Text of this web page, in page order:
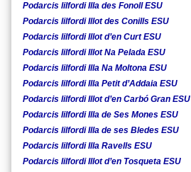
Podarcis lilfordi Illa des Fonoll ESU
Podarcis lilfordi Illot des Conills ESU
Podarcis lilfordi Illot d’en Curt ESU
Podarcis lilfordi Illot Na Pelada ESU
Podarcis lilfordi Illa Na Moltona ESU
Podarcis lilfordi Illa Petit d’Addaia ESU
Podarcis lilfordi Illot d’en Carbó Gran ESU
Podarcis lilfordi Illa de Ses Mones ESU
Podarcis lilfordi Illa de ses Bledes ESU
Podarcis lilfordi Illa Ravells ESU
Podarcis lilfordi Illot d’en Tosqueta ESU